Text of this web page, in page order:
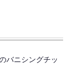
バニシングチッ